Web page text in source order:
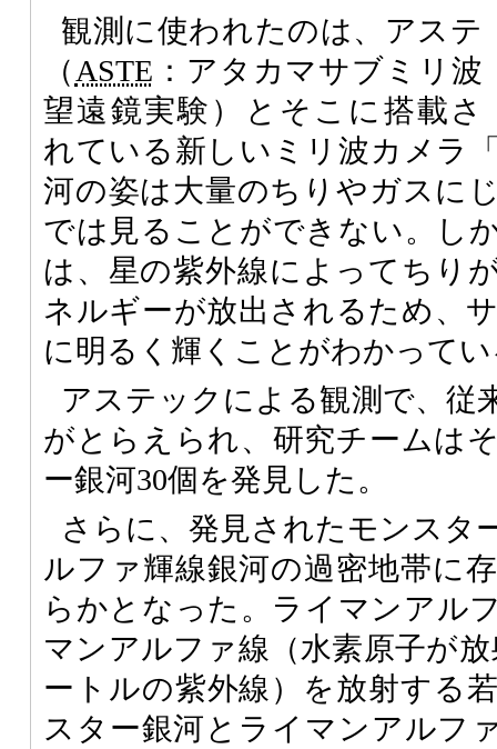
観測に使われたのは、アステ
（ ASTE ：アタカマサブミリ波
望遠鏡実験）とそこに搭載さ
れている新しいミリ波カメラ
河の姿は大量のちりやガスに
では見ることができない。し
は、星の紫外線によってちり
ネルギーが放出されるため、
に明るく輝くことがわかって
アステックによる観測で、従
がとらえられ、研究チームは
ー銀河30個を発見した。
さらに、発見されたモンスタ
ルファ輝線銀河の過密地帯に
らかとなった。ライマンアル
マンアルファ線（水素原子が
ートルの紫外線）を放射する
スター銀河とライマンアルフ